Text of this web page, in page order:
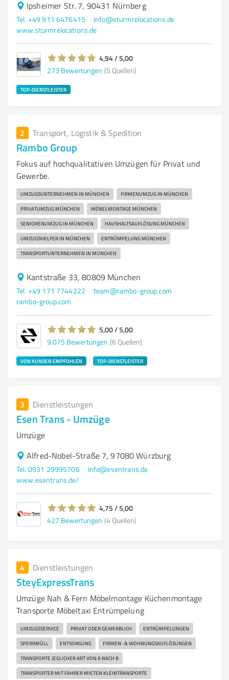
Ipsheimer Str. 7, 90431 Nürnberg
Tel. +49 911 6476415
info@sturmrelocations.de
www.sturmrelocations.de
4,94 / 5,00
273 Bewertungen (5 Quellen)
TOP-DIENSTLEISTER
2 Transport, Logistik & Spedition
Rambo Group
Fokus auf hochqualitativen Umzügen für Privat und
Gewerbe.
UMZUGSUNTERNEHMEN IN MÜNCHEN FIRMENUMZUG IN MÜNCHEN
PRIVATUMZUG MÜNCHEN MÖBELMONTAGE MÜNCHEN
SENIORENUMZUG IN MÜNCHEN HAUSHALTSAUFLÖSUNG MÜNCHEN
UMZUGSHELFER IN MÜNCHEN ENTRÜMPELUNG MÜNCHEN
TRANSPORTUNTERNEHMEN IN MÜNCHEN
Kantstraße 33, 80809 München
Tel. +49 171 7744222
team@rambo-group.com
rambo-group.com
5,00 / 5,00
9.075 Bewertungen (6 Quellen)
VON KUNDEN EMPFOHLEN TOP-DIENSTLEISTER
3 Dienstleistungen
Esen Trans - Umzüge
Umzüge
Alfred-Nobel-Straße 7, 97080 Würzburg
Tel. 0931 29995706
info@esentrans.de
www.esentrans.de/
4,75 / 5,00
427 Bewertungen (4 Quellen)
4 Dienstleistungen
SteyExpressTrans
Umzüge Nah & Fern Möbelmontage Küchenmontage
Transporte Möbeltaxi Entrümpelung
UMZUGSSERVICE PRIVAT ODER GEWERBLICH ENTRÜMPELUNGEN
SPERRMÜLL ENTSORGUNG FIRMEN- & WOHNUNGSAUFLÖSUNGEN
TRANSPORTE JEGLICHER ART VON A NACH B
TRANSPORTER MIT FAHRER MIETEN KLEINTRANSPORTE